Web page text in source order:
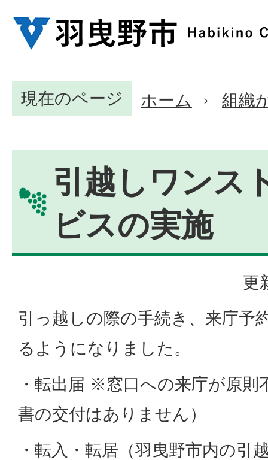
現在のページ ホーム 組織
引越しワンス
ビスの実施
更
引っ越しの際の手続き、来庁予
るようになりました。
・転出届 ※窓口への来庁が原則
書の交付はありません）
・転入・転居（羽曳野市内の引